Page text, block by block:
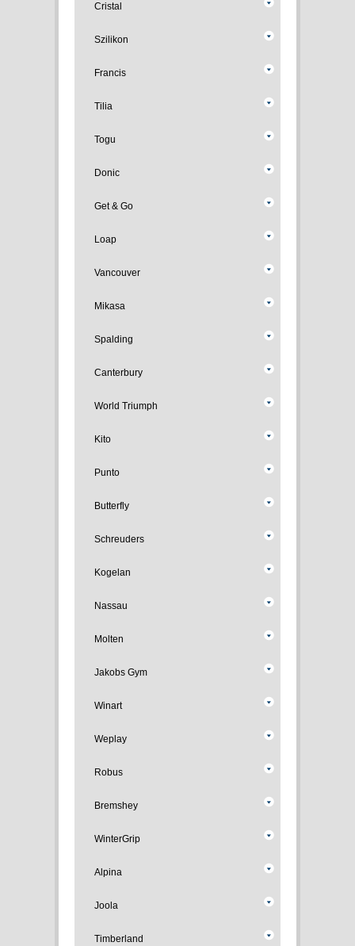
Cristal
Szilikon
Francis
Tilia
Togu
Donic
Get & Go
Loap
Vancouver
Mikasa
Spalding
Canterbury
World Triumph
Kito
Punto
Butterfly
Schreuders
Kogelan
Nassau
Molten
Jakobs Gym
Winart
Weplay
Robus
Bremshey
WinterGrip
Alpina
Joola
Timberland